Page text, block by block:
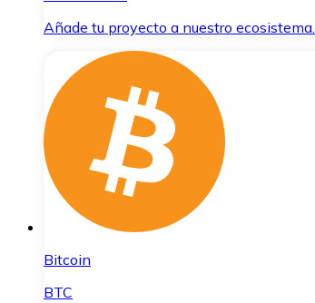
Añade tu proyecto a nuestro ecosistema.
Bitcoin
BTC